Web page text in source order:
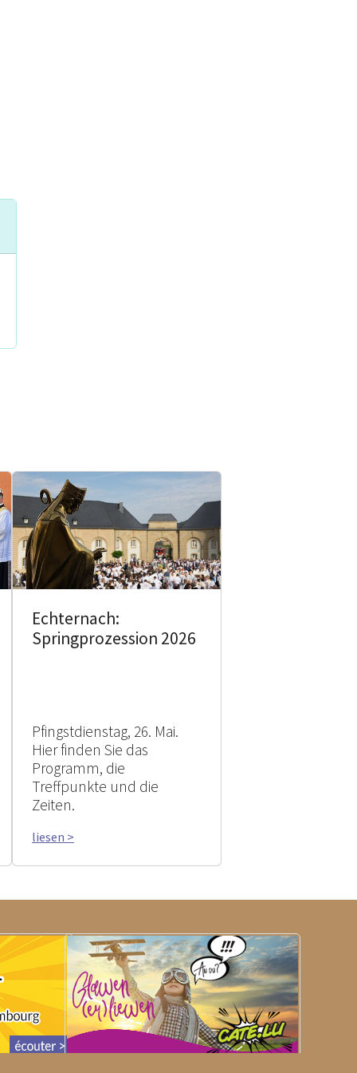
Echternach:
Springprozession 2026
Pfingstdienstag, 26. Mai.
Hier finden Sie das
Programm, die
Treffpunkte und die
Zeiten.
liesen >